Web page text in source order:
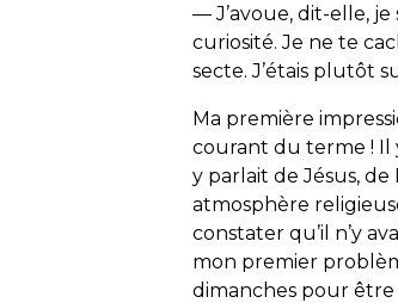
— J’avoue, dit-elle,
curiosité. Je ne te
secte. J’étais plutôt
Ma première
courant du terme ! Il
y parlait de Jésus, de
atmosphère
constater qu’il n’y
mon premier
dimanches pour être